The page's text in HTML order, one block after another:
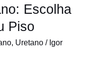
Escolha
Piso
, Uretano/ Igor